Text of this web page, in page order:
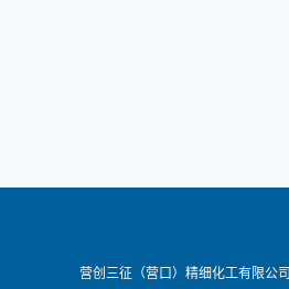
营创三征（营口）精细化工有限公司